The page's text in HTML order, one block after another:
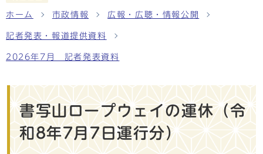
ホーム 市政情報 広報・広聴・情報公開
記者発表・報道提供資料
2026年7月 記者発表資料
書写山ロープウェイの運休（令
和8年7月7日運行分）